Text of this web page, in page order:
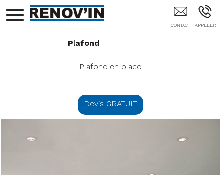
RENOV'IN Baneins Lyon Bourg-En-Bresse
Belleville Sur Saone Villefranche Sur Saone 69 01
Plafond
Plafond en placo
Devis GRATUIT